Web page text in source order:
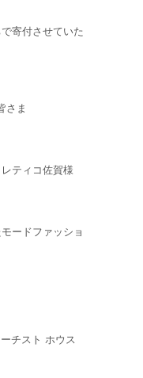
寄付させていた
さま
ティコ佐賀様
ードファッショ
チスト ホウス